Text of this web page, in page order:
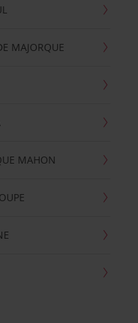
MAJORQUE
MAHON